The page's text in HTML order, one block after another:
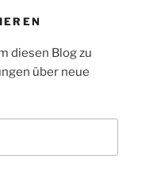
diesen Blog zu
über neue